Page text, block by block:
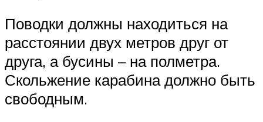
Поводки должны находиться на
расстоянии двух метров друг от
друга, а бусины – на полметра.
Скольжение карабина должно быть
свободным.